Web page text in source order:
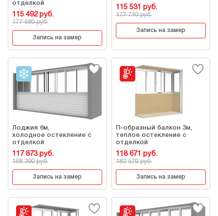
отделкой
115 492 руб.
177 680 руб.
Запись на замер
115 531 руб.
177 740 руб.
Запись на замер
Лоджия 6м,
холодное остекление с
отделкой
117 873 руб.
168 390 руб.
Запись на замер
П-образный балкон 3м,
теплое остекление с
отделкой
118 671 руб.
182 570 руб.
Запись на замер